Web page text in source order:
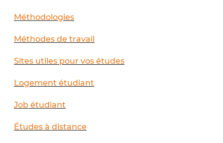
Méthodologies
Méthodes de travail
Sites utiles pour vos études
Logement étudiant
Job étudiant
Études à distance